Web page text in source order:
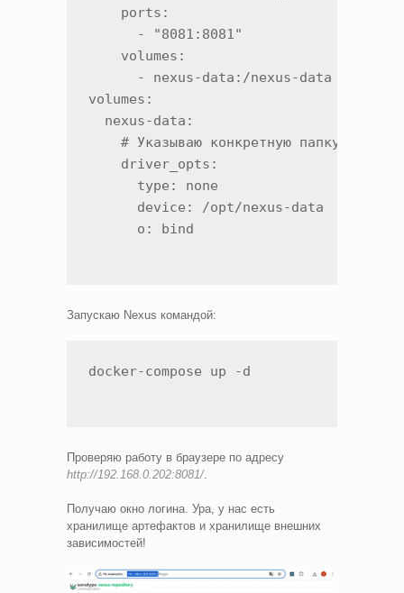
    ports:
      - "8081:8081"
    volumes:
      - nexus-data:/nexus-data
volumes:
  nexus-data:
    # Указываю конкретную папку:
    driver_opts:
      type: none
      device: /opt/nexus-data
      o: bind
Запускаю Nexus командой:
docker-compose up -d
Проверяю работу в браузере по адресу
http://192.168.0.202:8081/.
Получаю окно логина. Ура, у нас есть
хранилище артефактов и хранилище внешних
зависимостей!